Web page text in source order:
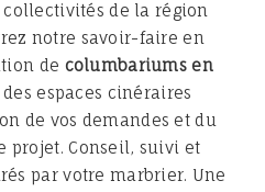
de la région
notre savoir-faire en
de columbariums en
espaces cinéraires
de vos demandes et du
projet. Conseil, suivi et
par votre marbrier. Une